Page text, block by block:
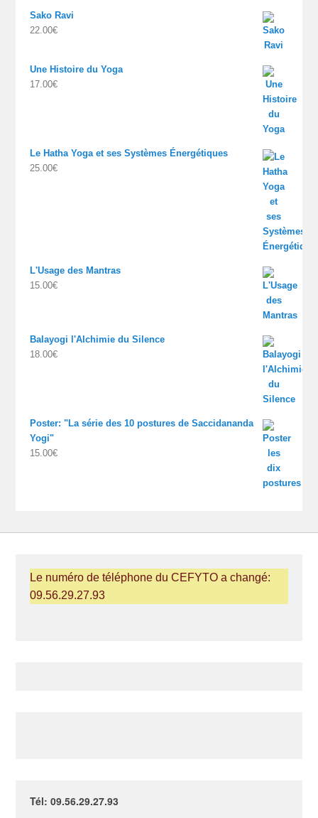
Sako Ravi
22.00€
Une Histoire du Yoga
17.00€
Le Hatha Yoga et ses Systèmes Énergétiques
25.00€
L'Usage des Mantras
15.00€
Balayogi l'Alchimie du Silence
18.00€
Poster: "La série des 10 postures de Saccidananda
Yogi"
15.00€
Le numéro de téléphone du CEFYTO a changé:
09.56.29.27.93
Tél: 09.56.29.27.93